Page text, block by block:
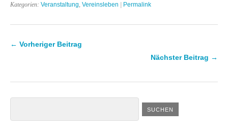
Kategorien: Veranstaltung Vereinsleben | Permalink
← Vorheriger Beitrag
Nächster Beitrag →